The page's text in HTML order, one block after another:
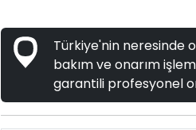
Türkiye'nin neresinde
bakım ve onarım
garantili profesyonel